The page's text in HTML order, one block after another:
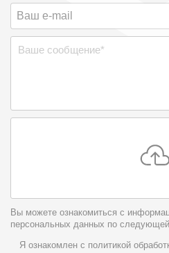
Вы можете ознакомиться с
персональных данных по следующей
Условия
Я ознакомлен с политикой